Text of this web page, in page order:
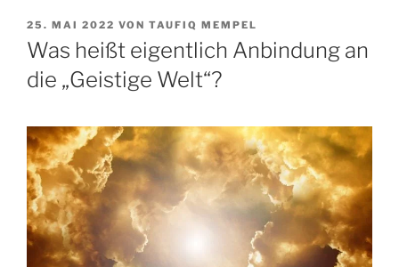
VERÖFFENTLICHT
AM
25. MAI 2022 VON TAUFIQ MEMPEL
Was heißt eigentlich Anbindung an
die „Geistige Welt“?